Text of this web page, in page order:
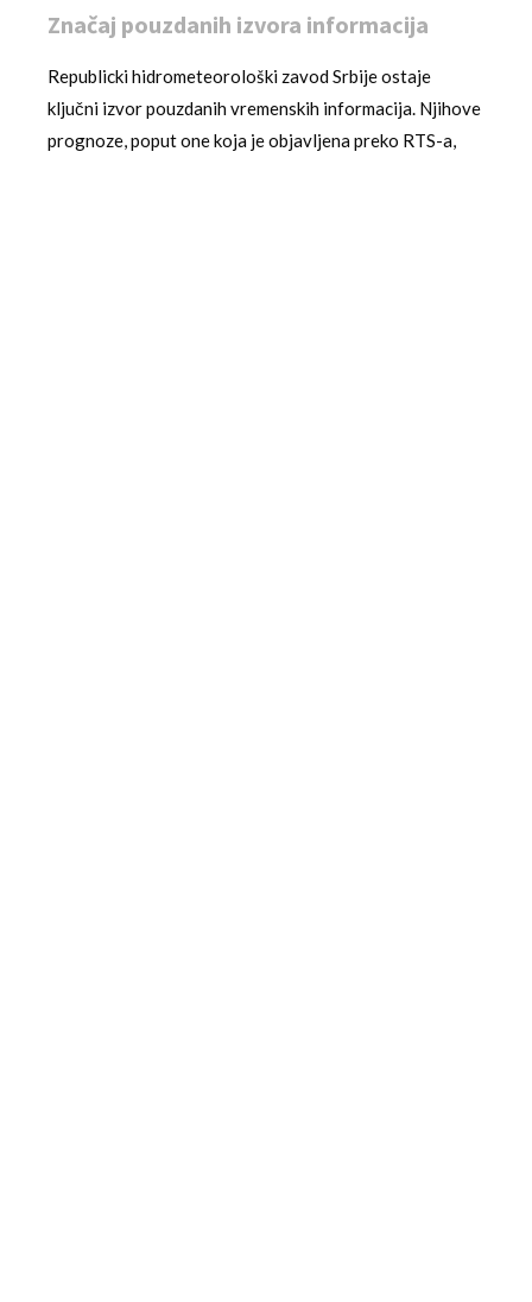
Značaj pouzdanih izvora informacija
Republicki hidrometeorološki zavod Srbije ostaje
ključni izvor pouzdanih vremenskih informacija. Njihove
prognoze, poput one koja je objavljena preko RTS-a,